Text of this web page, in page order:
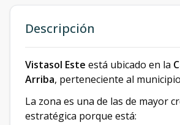
Descripción
Vistasol Este está ubicado en la
Arriba, perteneciente al
La zona es una de las de mayor
estratégica porque está: